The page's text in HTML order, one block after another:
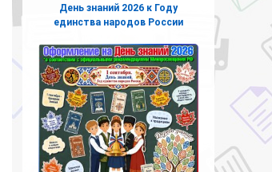
День знаний 2026 к Году
единства народов России